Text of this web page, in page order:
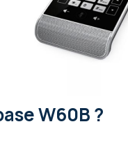
W60B ?